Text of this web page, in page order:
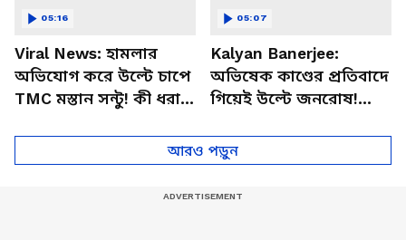
Viral News: হামলার
অভিযোগ করে উল্টে চাপে
TMC মস্তান সন্টু! কী ধরা
05:16
Kalyan Banerjee:
অভিষেক কাণ্ডের প্রতিবাদে
গিয়েই উল্টে জনরোষ!
পড়লেন কল্য়াণ
05:07
আরও পড়ুন